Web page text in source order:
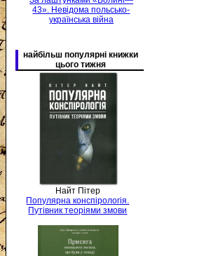
43». Невідома польсько-
українська війна
найбільш популярні книжки
цього тижня
Найт Пітер
Популярна конспірологія.
Путівник теоріями змови